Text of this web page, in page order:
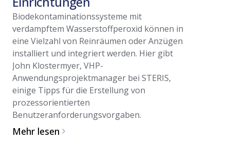
Biodekontaminationssysteme mit
verdampftem Wasserstoffperoxid können in
eine Vielzahl von Reinräumen oder Anzügen
installiert und integriert werden. Hier gibt
John Klostermyer, VHP-
Anwendungsprojektmanager bei STERIS,
einige Tipps für die Erstellung von
prozessorientierten
Benutzeranforderungsvorgaben.
Mehr lesen